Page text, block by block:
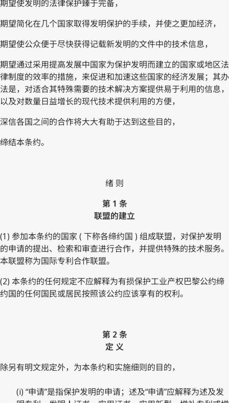
期望使发明的法律保护臻于完备，
期望简化在几个国家取得发明保护的手续，并使之更加经济，
期望使公众便于尽快获得记载新发明的文件中的技术信息，
期望通过采用提高发展中国家为保护发明而建立的国家或地区法
律制度的效率的措施，来促进和加速这些国家的经济发展；其办
法是，对适合其特殊需要的技术解决方案提供易于利用的信息，
以及对数量日益增长的现代技术提供利用的方便，
深信各国之间的合作将大大有助于达到这些目的，
缔结本条约。
绪 则
第 1 条
联盟的建立
(1) 参加本条约的国家 ( 下称各缔约国 ) 组成联盟，对保护发明
的申请的提出、检索和审查进行合作，并提供特殊的技术服务。
本联盟称为国际专利合作联盟。
(2) 本条约的任何规定不应解释为有损保护工业产权巴黎公约缔
约国的任何国民或居民按照该公约应该享有的权利。
第 2 条
定 义
除另有明文规定外，为本条约和实施细则的目的，
(i) “申请”是指保护发明的申请；述及“申请”应解释为述及发